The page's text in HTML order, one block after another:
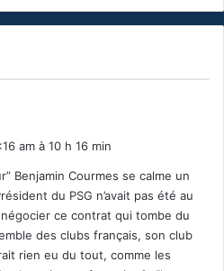
am à 10 h 16 min
Benjamin Courmes se calme un
du PSG n’avait pas été au
ce contrat qui tombe du
des clubs français, son club
rien eu du tout, comme les